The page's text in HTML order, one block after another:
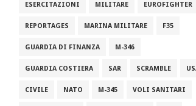
ESERCITAZIONI MILITARE EUROFIGHTER
REPORTAGES MARINA MILITARE F35
GUARDIA DI FINANZA M-346
GUARDIA COSTIERA SAR SCRAMBLE
CIVILE NATO M-345 VOLI SANITARI